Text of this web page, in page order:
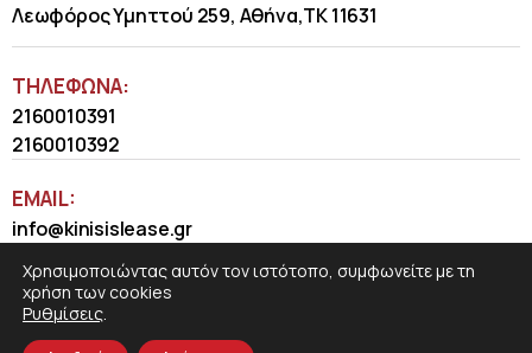
Λεωφόρος Υμηττού 259, Αθήνα,ΤΚ 11631
ΤΗΛΈΦΩΝΑ:
2160010391
2160010392
EMAIL:
info@kinisislease.gr
Χρησιμοποιώντας αυτόν τον ιστότοπο, συμφωνείτε με τη
χρήση των cookies
Ρυθμίσεις.